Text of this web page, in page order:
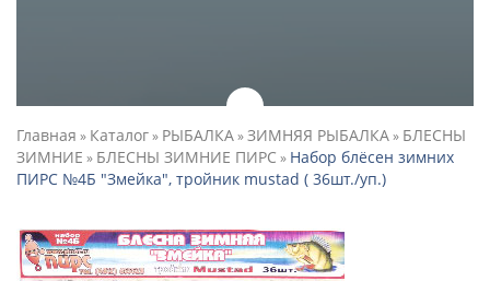
Главная » Каталог» РЫБАЛКА»ЗИМНЯЯ РЫБАЛКА» БЛЕСНЫ
ЗИМНИЕ » БЛЕСНЫ ЗИМНИЕ ПИРС » Набор блёсен зимних
ПИРС №4Б "Змейка", тройник mustad ( 36шт./уп.)